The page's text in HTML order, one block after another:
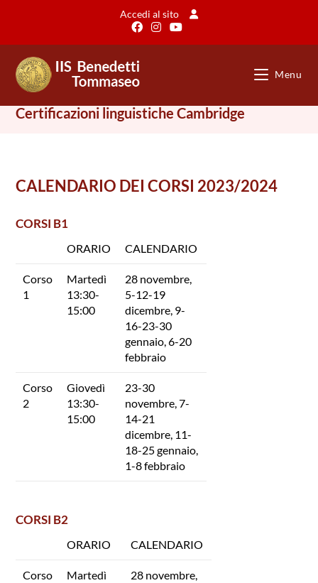
Accedi al sito
Menu
Certificazioni linguistiche Cambridge
CALENDARIO DEI CORSI 2023/2024
CORSI B1
ORARIO CALENDARIO
Corso
1
Martedì
13:30-
15:00
28 novembre,
5-12-19
dicembre, 9-
16-23-30
gennaio, 6-20
febbraio
Corso
2
Giovedì
13:30-
15:00
23-30
novembre, 7-
14-21
dicembre, 11-
18-25 gennaio,
1-8 febbraio
CORSI B2
ORARIO CALENDARIO
Corso
Martedì
28 novembre,